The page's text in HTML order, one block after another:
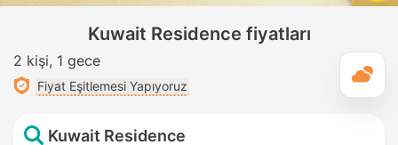
Kuwait Residence fiyatları
2 kişi 1 gece
Fiyat Eşitlemesi Yapıyoruz
Kuwait Residence